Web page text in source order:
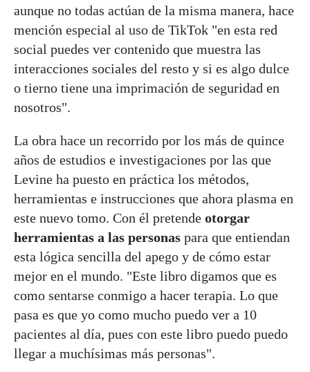
aunque no todas actúan de la misma manera, hace
mención especial al uso de TikTok "en esta red
social puedes ver contenido que muestra las
interacciones sociales del resto y si es algo dulce
o tierno tiene una imprimación de seguridad en
nosotros".
La obra hace un recorrido por los más de quince
años de estudios e investigaciones por las que
Levine ha puesto en práctica los métodos,
herramientas e instrucciones que ahora plasma en
este nuevo tomo. Con él pretende otorgar
herramientas a las personas para que entiendan
esta lógica sencilla del apego y de cómo estar
mejor en el mundo. "Este libro digamos que es
como sentarse conmigo a hacer terapia. Lo que
pasa es que yo como mucho puedo ver a 10
pacientes al día, pues con este libro puedo puedo
llegar a muchísimas más personas".